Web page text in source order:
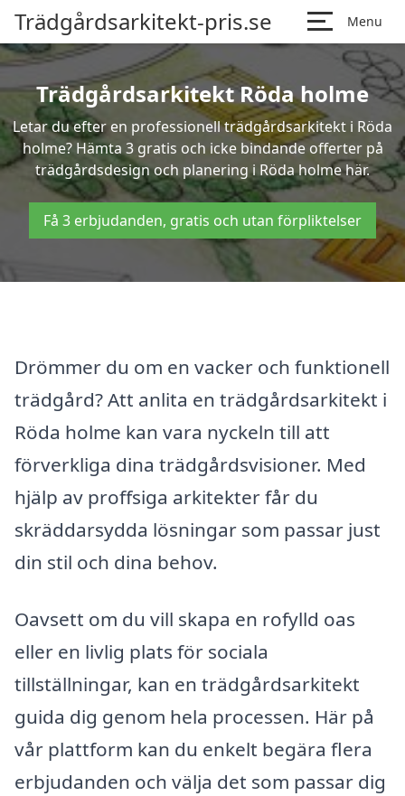
Trädgårdsarkitekt-pris.se Menu
Trädgårdsarkitekt Röda holme
Letar du efter en professionell trädgårdsarkitekt i Röda
holme? Hämta 3 gratis och icke bindande offerter på
trädgårdsdesign och planering i Röda holme här.
Få 3 erbjudanden, gratis och utan förpliktelser
Drömmer du om en vacker och funktionell
trädgård? Att anlita en trädgårdsarkitekt i
Röda holme kan vara nyckeln till att
förverkliga dina trädgårdsvisioner. Med
hjälp av proffsiga arkitekter får du
skräddarsydda lösningar som passar just
din stil och dina behov.
Oavsett om du vill skapa en rofylld oas
eller en livlig plats för sociala
tillställningar, kan en trädgårdsarkitekt
guida dig genom hela processen. Här på
vår plattform kan du enkelt begära flera
erbjudanden och välja det som passar dig